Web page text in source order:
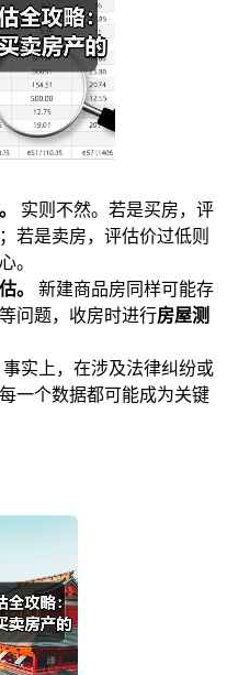
实则不然。若是买房，评
若是卖房，评估价过低则
。
。
新建商品房同样可能存
问题，收房时进行房屋测
事实上，在涉及法律纠纷或
一个数据都可能成为关键